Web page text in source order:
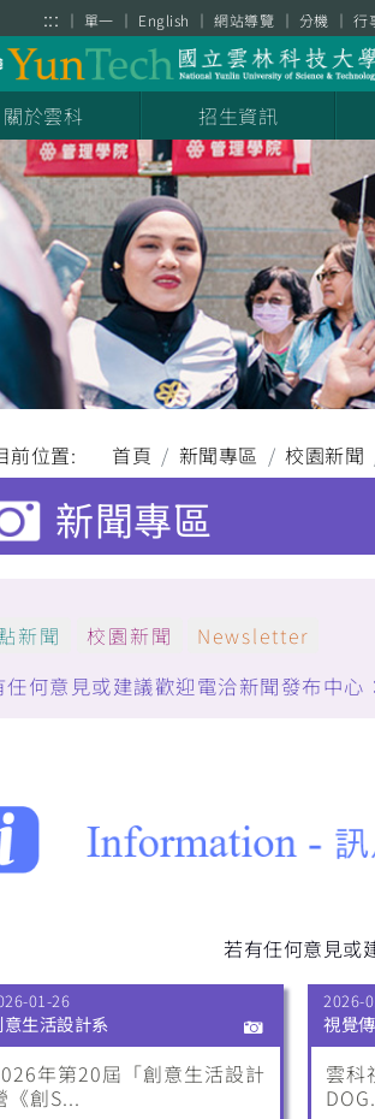
::: 單一 English 網站導覽 分機 行
關於雲科 招生資訊
前位置:
首頁 新聞專區 校園新聞
新聞專區
新聞 校園新聞
Newsletter
任何意見或建議歡迎電洽新聞發布
若有任何意見或
01-26
生活設計系
年第20屆「創意生活設計
《創S...
2026-
視覺
雲科